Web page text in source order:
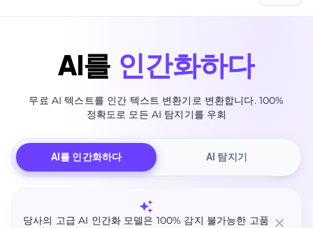
AI를 인간화하다
무료 AI 텍스트를 인간 텍스트 변환기로 변환합니다. 100%
정확도로 모든 AI 탐지기를 우회
AI를 인간화하다 AI 탐지기
당사의 고급 AI 인간화 모델은 100% 감지 불가능한 고품